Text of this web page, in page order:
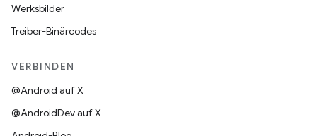
Werksbilder
Treiber-Binärcodes
VERBINDEN
@Android auf X
@AndroidDev auf X